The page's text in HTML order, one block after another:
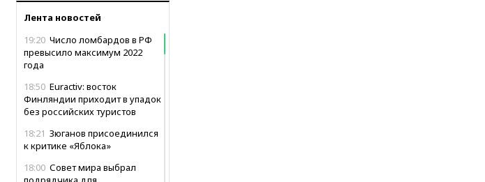
Лента новостей
19:20 Число ломбардов в РФ
превысило максимум 2022
года
18:50 Euractiv: восток
Финляндии приходит в упадок
без российских туристов
18:21 Зюганов присоединился
к критике «Яблока»
18:00 Совет мира выбрал